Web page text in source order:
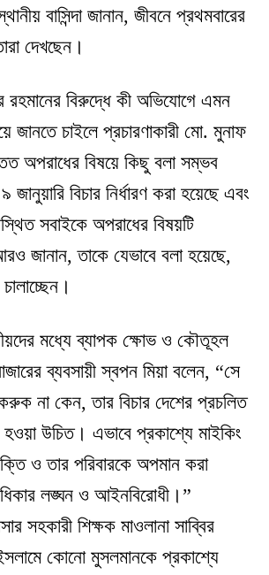
বাসিন্দা জানান, জীবনে প্রথমবারের
দেখছেন।
বিরুদ্ধে কী অভিযোগে এমন
জানতে চাইলে প্রচারণাকারী মো. মুনাফ
অপরাধের বিষয়ে কিছু বলা সম্ভব
বিচার নির্ধারণ করা হয়েছে এবং
সবাইকে অপরাধের বিষয়টি
জানান, তাকে যেভাবে বলা হয়েছে,
মধ্যে ব্যাপক ক্ষোভ ও কৌতূহল
ব্যবসায়ী স্বপন মিয়া বলেন, “সে
না কেন, তার বিচার দেশের প্রচলিত
উচিত। এভাবে প্রকাশ্যে মাইকিং
ও তার পরিবারকে অপমান করা
লঙ্ঘন ও আইনবিরোধী।”
সহকারী শিক্ষক মাওলানা সাব্বির
কোনো মুসলমানকে প্রকাশ্যে